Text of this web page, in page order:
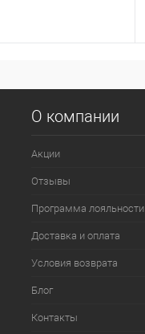
О компании
Акции
Отзывы
Программа лояльности
Доставка и оплата
Условия возврата
Блог
Контакты